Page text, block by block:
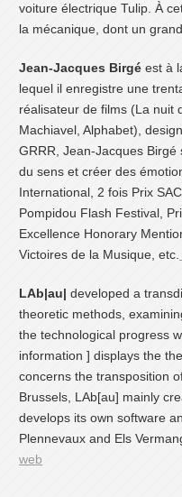
voiture électrique Tulip. À
la mécanique, dont un
Jean-Jacques Birgé est à
lequel il enregistre une
réalisateur de films (La nuit
Machiavel, Alphabet),
GRRR, Jean-Jacques
du sens et créer des
International, 2 fois Prix
Pompidou Flash Festival,
Excellence Honorary
Victoires de la Musique, etc.
LAb|au| developed a
theoretic methods,
the technological progress
information ] displays the
concerns the transposition
Brussels, LAb[au] mainly
develops its own software
Plennevaux and Els
web